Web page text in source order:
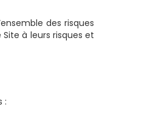
des risques
à leurs risques et
: